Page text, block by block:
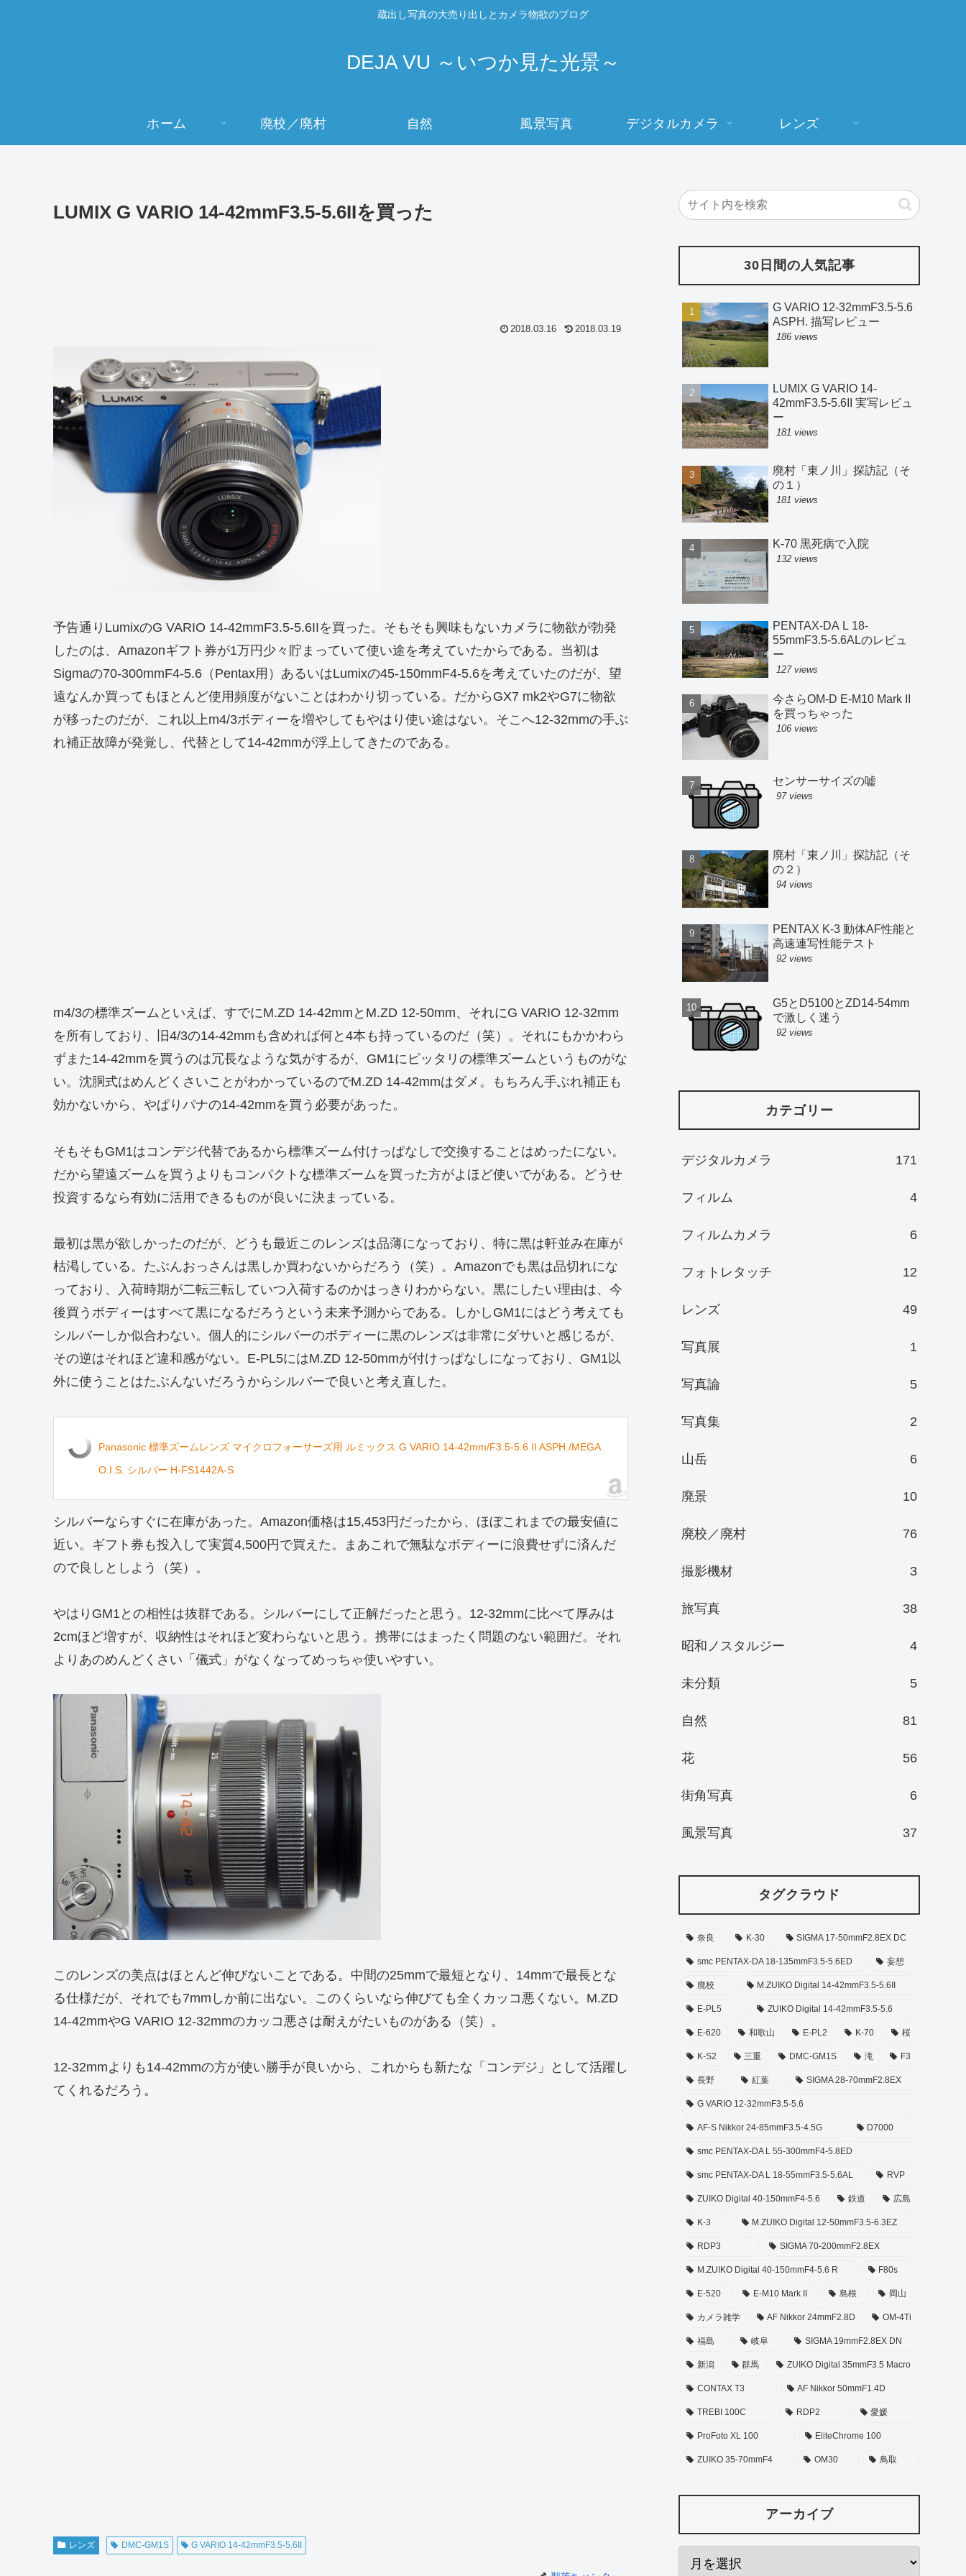
蔵出し写真の大売り出しとカメラ物欲のブログ
DEJA VU ～いつか見た光景～
ホーム 廃校／廃村 自然 風景写真 デジタルカメラ レンズ
LUMIX G VARIO 14-42mmF3.5-5.6IIを買った
2018.03.16 2018.03.19
予告通りLumixのG VARIO 14-42mmF3.5-5.6IIを買った。そもそも興味もないカメラに物欲が勃発
したのは、Amazonギフト券が1万円少々貯まっていて使い途を考えていたからである。当初は
Sigmaの70-300mmF4-5.6（Pentax用）あるいはLumixの45-150mmF4-5.6を考えていたのだが、望
遠なんか買ってもほとんど使用頻度がないことはわかり切っている。だからGX7 mk2やG7に物欲
が移ったのだが、これ以上m4/3ボディーを増やしてもやはり使い途はない。そこへ12-32mmの手ぶ
れ補正故障が発覚し、代替として14-42mmが浮上してきたのである。
m4/3の標準ズームといえば、すでにM.ZD 14-42mmとM.ZD 12-50mm、それにG VARIO 12-32mm
を所有しており、旧4/3の14-42mmも含めれば何と4本も持っているのだ（笑）。それにもかかわら
ずまた14-42mmを買うのは冗長なような気がするが、GM1にピッタリの標準ズームというものがな
い。沈胴式はめんどくさいことがわかっているのでM.ZD 14-42mmはダメ。もちろん手ぶれ補正も
効かないから、やぱりパナの14-42mmを買う必要があった。
そもそもGM1はコンデジ代替であるから標準ズーム付けっぱなしで交換することはめったにない。
だから望遠ズームを買うよりもコンパクトな標準ズームを買った方がよほど使いでがある。どうせ
投資するなら有効に活用できるものが良いに決まっている。
最初は黒が欲しかったのだが、どうも最近このレンズは品薄になっており、特に黒は軒並み在庫が
枯渇している。たぶんおっさんは黒しか買わないからだろう（笑）。Amazonでも黒は品切れにな
っており、入荷時期が二転三転していつ入荷するのかはっきりわからない。黒にしたい理由は、今
後買うボディーはすべて黒になるだろうという未来予測からである。しかしGM1にはどう考えても
シルバーしか似合わない。個人的にシルバーのボディーに黒のレンズは非常にダサいと感じるが、
その逆はそれほど違和感がない。E-PL5にはM.ZD 12-50mmが付けっぱなしになっており、GM1以
外に使うことはたぶんないだろうからシルバーで良いと考え直した。
Panasonic 標準ズームレンズ マイクロフォーサーズ用 ルミックス G VARIO 14-42mm/F3.5-5.6 II ASPH./MEGA
O.I.S. シルバー H-FS1442A-S
シルバーならすぐに在庫があった。Amazon価格は15,453円だったから、ほぼこれまでの最安値に
近い。ギフト券も投入して実質4,500円で買えた。まあこれで無駄なボディーに浪費せずに済んだ
ので良しとしよう（笑）。
やはりGM1との相性は抜群である。シルバーにして正解だったと思う。12-32mmに比べて厚みは
2cmほど増すが、収納性はそれほど変わらないと思う。携帯にはまったく問題のない範囲だ。それ
よりあのめんどくさい「儀式」がなくなってめっちゃ使いやすい。
このレンズの美点はほとんど伸びないことである。中間の25mmで最短となり、14mmで最長とな
る仕様だが、それでも7mmしか前に出ない。このくらいなら伸びても全くカッコ悪くない。M.ZD
14-42mmやG VARIO 12-32mmのカッコ悪さは耐えがたいものがある（笑）。
12-32mmよりも14-42mmの方が使い勝手が良いから、これからも新たな「コンデジ」として活躍し
てくれるだろう。
レンズ DMC-GM1S G VARIO 14-42mmF3.5-5.6II
30日間の人気記事
G VARIO 12-32mmF3.5-5.6
ASPH. 描写レビュー
186 views
LUMIX G VARIO 14-
42mmF3.5-5.6II 実写レビュ
ー
181 views
廃村「東ノ川」探訪記（そ
の１）
181 views
K-70 黒死病で入院
132 views
PENTAX-DA L 18-
55mmF3.5-5.6ALのレビュ
ー
127 views
今さらOM-D E-M10 Mark II
を買っちゃった
106 views
センサーサイズの嘘
97 views
廃村「東ノ川」探訪記（そ
の２）
94 views
PENTAX K-3 動体AF性能と
高速連写性能テスト
92 views
G5とD5100とZD14-54mm
で激しく迷う
92 views
カテゴリー
デジタルカメラ 171
フィルム 4
フィルムカメラ 6
フォトレタッチ 12
レンズ 49
写真展 1
写真論 5
写真集 2
山岳 6
廃景 10
廃校／廃村 76
撮影機材 3
旅写真 38
昭和ノスタルジー 4
未分類 5
自然 81
花 56
街角写真 6
風景写真 37
タグクラウド
奈良 K-30 SIGMA 17-50mmF2.8EX DC
smc PENTAX-DA 18-135mmF3.5-5.6ED 妄想
廃校 M.ZUIKO Digital 14-42mmF3.5-5.6II
E-PL5 ZUIKO Digital 14-42mmF3.5-5.6
E-620 和歌山 E-PL2 K-70 桜
K-S2 三重 DMC-GM1S 滝 F3
長野 紅葉 SIGMA 28-70mmF2.8EX
G VARIO 12-32mmF3.5-5.6
AF-S Nikkor 24-85mmF3.5-4.5G D7000
smc PENTAX-DA L 55-300mmF4-5.8ED
smc PENTAX-DA L 18-55mmF3.5-5.6AL RVP
ZUIKO Digital 40-150mmF4-5.6 鉄道 広島
K-3 M.ZUIKO Digital 12-50mmF3.5-6.3EZ
RDP3 SIGMA 70-200mmF2.8EX
M.ZUIKO Digital 40-150mmF4-5.6 R F80s
E-520 E-M10 Mark II 島根 岡山
カメラ雑学 AF Nikkor 24mmF2.8D OM-4Ti
福島 岐阜 SIGMA 19mmF2.8EX DN
新潟 群馬 ZUIKO Digital 35mmF3.5 Macro
CONTAX T3 AF Nikkor 50mmF1.4D
TREBI 100C RDP2 愛媛
ProFoto XL 100 EliteChrome 100
ZUIKO 35-70mmF4 OM30 鳥取
アーカイブ